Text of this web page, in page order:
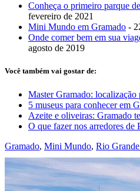
Conheça o primeiro parque
fevereiro de 2021
Mini Mundo em Gramado -
Onde comer bem em sua
agosto de 2019
Você também vai gostar de:
Master Gramado:
5 museus para conhecer em
Azeite e oliveiras: Gramado
O que fazer nos arredores de
Gramado, Mini Mundo, Rio